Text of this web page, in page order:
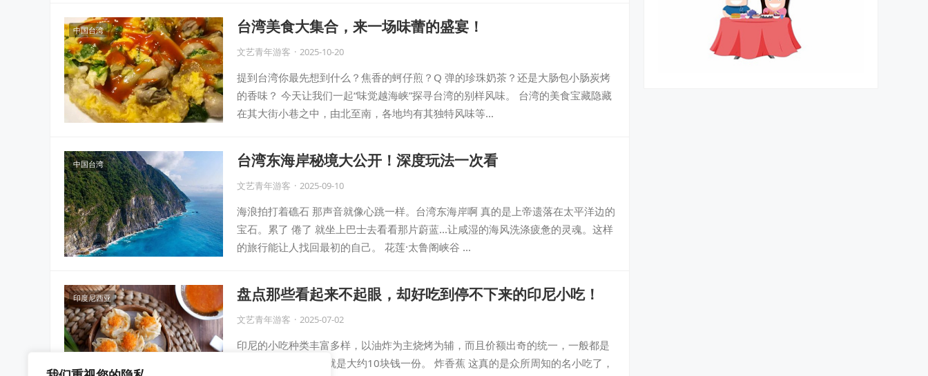
中国台湾 台湾美食大集合，来一场味蕾的盛宴！
文艺青年游客 · 2025-10-20
提到台湾你最先想到什么？焦香的蚵仔煎？Q 弹的珍珠奶茶？还是大肠包小肠炭烤
的香味？ 今天让我们一起“味觉越海峡”探寻台湾的别样风味。 台湾的美食宝藏隐藏
在其大街小巷之中，由北至南，各地均有其独特风味等…
中国台湾 台湾东海岸秘境大公开！深度玩法一次看
文艺青年游客 · 2025-09-10
海浪拍打着礁石 那声音就像心跳一样。台湾东海岸啊 真的是上帝遗落在太平洋边的
宝石。累了 倦了 就坐上巴士去看看那片蔚蓝…让咸湿的海风洗涤疲惫的灵魂。这样
的旅行能让人找回最初的自己。 花莲·太鲁阁峡谷 …
印度尼西亚 盘点那些看起来不起眼，却好吃到停不下来的印尼小吃！
文艺青年游客 · 2025-07-02
印尼的小吃种类丰富多样，以油炸为主烧烤为辅，而且价额出奇的统一，一般都是
2万印尼盾左右，也就是大约10块钱一份。 炸香蕉 这真的是众所周知的名小吃了，